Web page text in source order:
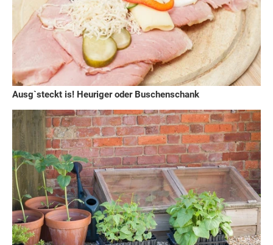
Ausg`steckt is! Heuriger oder Buschenschank